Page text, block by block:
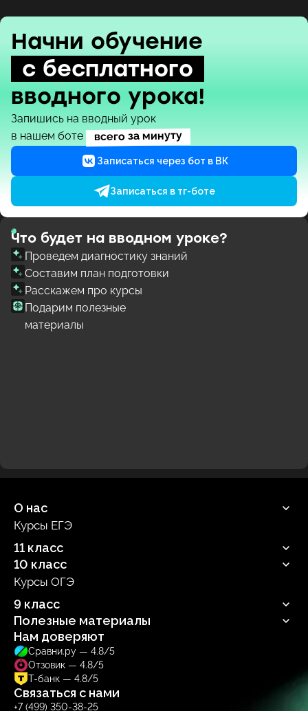
Начни обучение
с бесплатного
вводного урока!
Запишись на вводный урок
в нашем боте
всего за минуту
Записаться через бот в ВК
Записаться в тг-боте
Что будет на вводном уроке?
Проведем диагностику знаний
Составим план подготовки
Расскажем про курсы
Подарим полезные
материалы
О нас
Продюсерский центр
Курсы ЕГЭ
11 класс
Русский язык
Профильная математика
Обществознание
Биология
10 класс
Русский язык
Профильная математика
Информатика
Обществознание
Биология
Курсы ОГЭ
9 класс
Русский язык
Полезные материалы
Блог
Учебник
Тренажер
Нам доверяют
Сравни.ру — 4.8/5
Отзовик — 4.8/5
Т-банк — 4.8/5
Связаться с нами
+7 (499) 350-38-25